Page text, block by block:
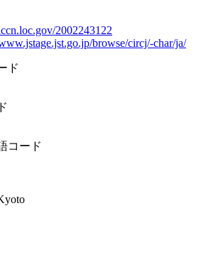
2002243122
browse/circj/-char/ja/
ド
コード